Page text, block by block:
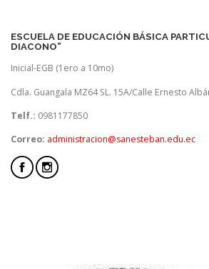
ESCUELA DE EDUCACIÓN BÁSICA
DIACONO”
Inicial-EGB (1ero a 10mo)
Cdla. Guangala MZ64 SL. 15A/Calle Ernesto
Telf.: 0981177850
Correo: administracion@sanesteban.edu.ec